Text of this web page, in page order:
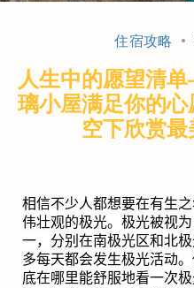
住宿攻略
人生中的愿望清
璃小屋满足你的
空下欣赏最
相信不少人都想要在有生
伟壮观的极光。极光被视
一，分别在南极光区和北
多每天都会发生极光活动
底在哪里能舒服地看一次